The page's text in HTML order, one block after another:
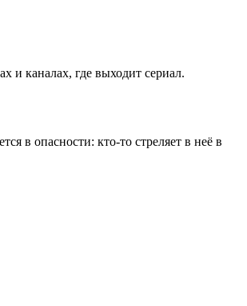
и каналах, где выходит сериал.
в опасности: кто-то стреляет в неё в